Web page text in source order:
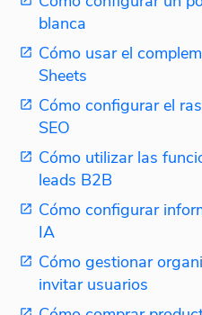
blanca
Cómo usar el
Sheets
Cómo configurar el
SEO
Cómo utilizar las
leads B2B
Cómo configurar
IA
Cómo gestionar
invitar usuarios